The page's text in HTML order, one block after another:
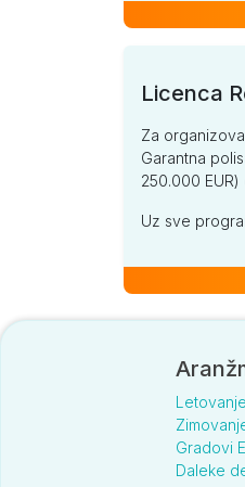
Licenca
Za
Garantna
250.000
Uz sve
Letovanje
Gradovi
Daleke